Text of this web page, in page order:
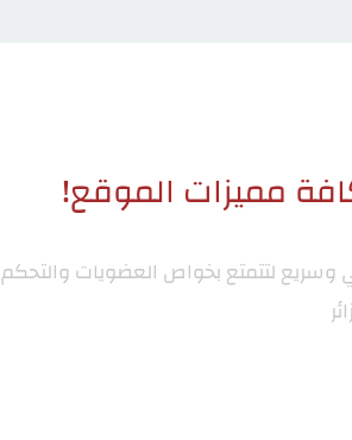
مميزات الموقع!
لتتمتع بخواص العضويات والتحكم